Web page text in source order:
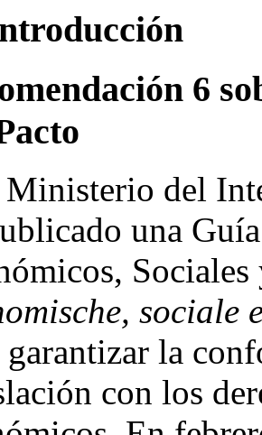
6
del
una
sociale
garantizar la
con los